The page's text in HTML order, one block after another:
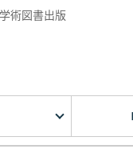
術図書出版